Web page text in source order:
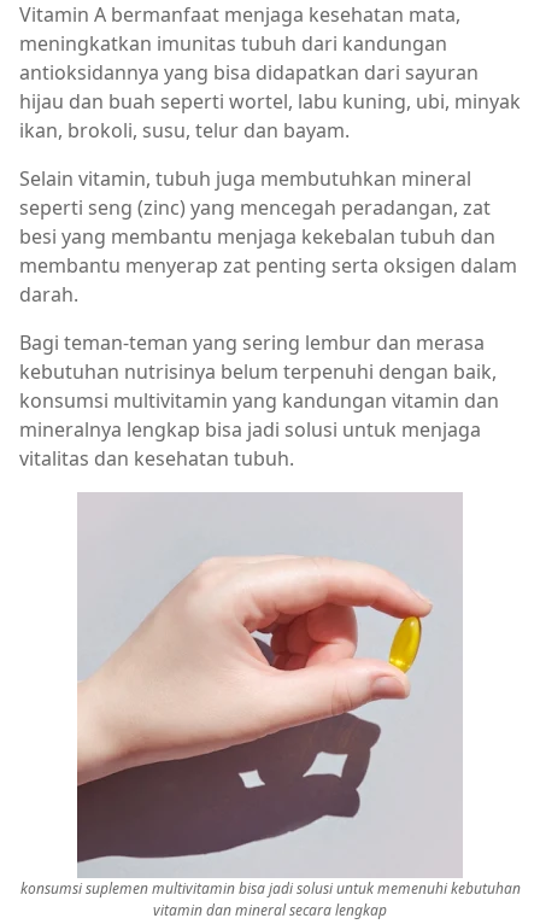
Vitamin A bermanfaat menjaga kesehatan mata,
meningkatkan imunitas tubuh dari kandungan
antioksidannya yang bisa didapatkan dari sayuran
hijau dan buah seperti wortel, labu kuning, ubi, minyak
ikan, brokoli, susu, telur dan bayam.
Selain vitamin, tubuh juga membutuhkan mineral
seperti seng (zinc) yang mencegah peradangan, zat
besi yang membantu menjaga kekebalan tubuh dan
membantu menyerap zat penting serta oksigen dalam
darah.
Bagi teman-teman yang sering lembur dan merasa
kebutuhan nutrisinya belum terpenuhi dengan baik,
konsumsi multivitamin yang kandungan vitamin dan
mineralnya lengkap bisa jadi solusi untuk menjaga
vitalitas dan kesehatan tubuh.
konsumsi suplemen multivitamin bisa jadi solusi untuk memenuhi kebutuhan
vitamin dan mineral secara lengkap